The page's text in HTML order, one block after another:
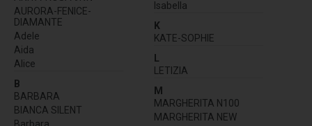
AURORA-FENICE-
DIAMANTE
Adele
Aida
Alice
B
BARBARA
BIANCA SILENT
Isabella
K
KATE-SOPHIE
L
LETIZIA
M
MARGHERITA N100
MARGHERITA NEW